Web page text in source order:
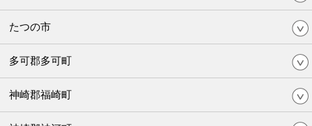
たつの市
多可郡多可町
神崎郡福崎町